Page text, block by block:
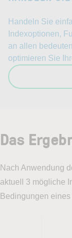
Handeln Sie
Indexoptionen,
an allen
optimieren Sie
Das
Nach Anwendung
aktuell 3 mögliche
Bedingungen